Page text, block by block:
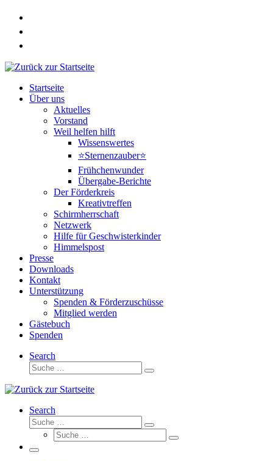
Zum
springen
Startseite
Über uns
Aktuelles
Vorstand
Weil helfen hilft
Wissenswertes
⭐Sternenzauber⭐
Frühchenwunder
Übergabe-Berichte
Der Förderkreis
Kreativtreffen
Schirmherrschaft
Netzwerk
Hilfe für Geschwisterkinder
Himmelspost
Presse
Downloads
Kontakt
Unterstützung
Spenden & Förderzuschüsse
Mitglied werden
Gästebuch
Spenden
Search
Suche
Suche
Search
Suche
Suche
Suche
Suche
Menü